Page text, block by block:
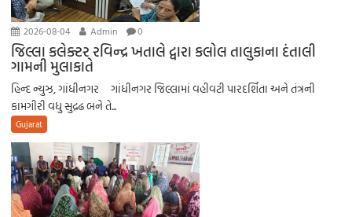
2026-08-04 Admin 0
જિલ્લા કલેક્ટર રવિન્દ્ર ખતાલે દ્વારા કલોલ તાલુકાના દંતાલી
ગામની મુલાકાતે
હિન્દ ન્યુઝ, ગાંધીનગર ગાંધીનગર જિલ્લામાં વહીવટી પારદર્શિતા અને તંત્રની
કામગીરી વધુ સુદ્રઢ બને તે...
Gujarat